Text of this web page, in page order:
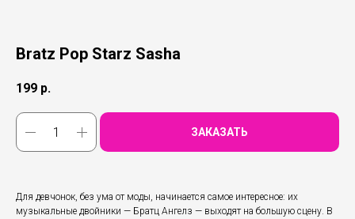
Bratz Pop Starz Sasha
199 р.
ЗАКАЗАТЬ
Для девчонок, без ума от моды, начинается самое интересное: их
музыкальные двойники — Братц Ангелз — выходят на большую сцену. В